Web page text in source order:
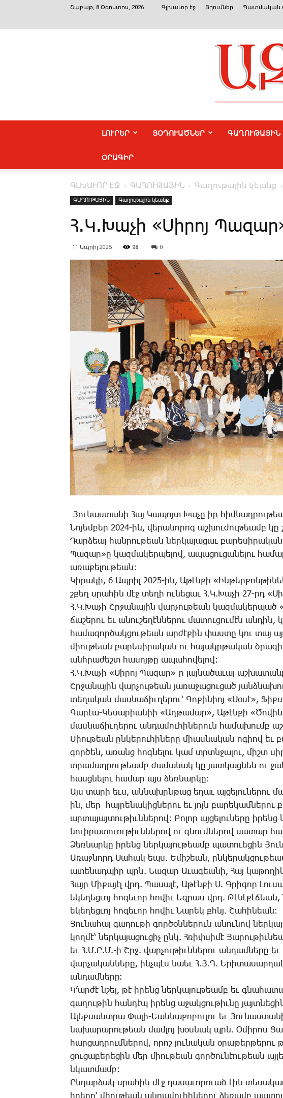
Շաբաթ, 8 Օգոստոս, 2026 Գլխաւոր էջ Յղումներ Պատմական
ԼՈՒՐԵՐ ՅՕԴՈՒԱԾՆԵՐ ԳԱՂՈՒԹԱՅԻՆ
ՕՐԱԳԻՐ
ԳԼԽԱՒՈՐ ԷՋ ԳԱՂՈՒԹԱՅԻՆ Գաղութային կեանք
ԳԱՂՈՒԹԱՅԻՆ Գաղութային կեանք
Հ.Կ.Խաչի «­­Սիրոյ
11 Ապրիլ 2025 98 0
Յու­նաս­տա­նի ­­­­Հայ ­­­­Կա­պոյտ ­­­­Խա­չը իր
­­­Նո­յեմ­բեր 2024-ին, վե­րա­նո­րոգ աշ­խու­ժու­թեամբ կը
­­­Դար­ձեալ հան­րու­թեան ներ­կա­յա­ցաւ
­­­Պա­զար»ը կազ­մա­կեր­պե­լով, ա­պա­ցու­ցա­նե­լու
ա­ռա­քե­լու­թեան:
­­­Կի­րա­կի, 6 Ապ­րիլ 2025-ին, Ա­թէն­քի
շքեղ սրա­հին մէջ տե­ղի ու­նե­ցաւ Հ.Կ.­­­Խա­չի 27-րդ
Հ.Կ.­­­­­­Խա­չի Շր­ջա­նա­յին վար­չու­թեան կազ­մա­կեր­պած
ճա­շե­րու եւ ա­նու­շե­ղէն­նե­րու մա­տու­ցու­մէն
հա­մա­գոր­ծակ­ցու­թեան ար­ժէ­քին փաս­տը կու տայ
միու­թեան բա­րե­սի­րա­կան ու հա­յակր­թա­կան
անհ­րա­ժեշտ հա­սոյ­թը ա­պա­հո­վե­լով:
Հ.Կ.­­­Խա­չի «­­­Սի­րոյ ­­­Պա­զար»-ը լայ­նա­ծա­ւալ
Շր­ջա­նա­յին վար­չու­թեան յա­ռա­ջա­ցու­ցած
տե­ղա­կան մաս­նա­ճիւ­ղե­րու՝ ­­­Գո­քի­նիոյ «­­­Սօ­սէ»,
­­­Գա­րէա-­­­Կե­սա­րիա­նիի «Աղ­թա­մար», Ա­թէն­քի
մաս­նա­ճիւ­ղե­րու ան­դա­մու­հի­նե­րուն հա­մա­խումբ
­­­Միու­թեան ըն­կե­րու­հի­նե­րը միաս­նա­կան ո­գիով եւ
գոր­ծեն, ա­ռանց հոգ­նե­լու կամ տրտնջա­լու, միշտ
տրա­մադրու­թեամբ ժա­մա­նակ կը յատ­կաց­նեն ու
հասց­նե­լու հա­մար այս ձեռ­նար­կը:
Այս տա­րի եւս, ան­նա­խըն­թաց ե­ղաւ այ­ցե­լու­նե­րու
ին, մեր ­ հայ­րե­նա­կից­նե­րու եւ յոյն բա­րե­կամ­նե­րու
ար­տա­յայ­տու­թիւն­նե­րով: ­­­Բո­լոր այ­ցե­լու­նե­րը ի­րենց
նո­ւի­րա­տո­ւու­թիւն­նե­րով ու գնում­նե­րով սա­տար
­­­Ձեռ­նար­կը ի­րենց ներ­կա­յու­թեամբ պա­տո­ւե­ցին
Ա­ռաջ­նորդ ­­­Սա­հակ եպս. Ե­մի­շեա­ն,
ա­տե­նադ­պիր պրն. ­­­Նա­զար Ա­ւա­գեա­նի, ­­Հայ
­­­Հայր ­­­Մի­քա­յէլ վրդ. ­­­Պա­սա­լէ, ­­­Ա­թէն­քի Ս. Գ­րի­գոր
ե­կե­ղեց­ւոյ հո­գե­ւոր հո­վի­ւ Եզ­րաս վրդ.
ե­կե­ղեց­ւոյ հո­գե­ւոր հո­վի­ւ ­­­­­­Նա­րեկ քհնյ. ­­­Շա­հի­նեան:
­­­Յու­նա­հայ գա­ղու­թի գոր­ծօն­նե­րուն ա­նու­նով
կող­մէ՝ ներ­կա­յա­ցու­ցիչ ընկ. Հ­ռիփ­սի­մէ
եւ Հ.Մ.Ը.Մ.-ի Շրջ. վար­չու­թիւն­նե­րու ան­դամ­նե­րը
վար­չա­կան­նե­րը, ինչ­պէս նաեւ Հ.Յ.Դ.
ան­դամ­նե­րը։
Կ­’ար­ժէ նշել, թէ ի­րենց ներ­կա­յու­թեամբ եւ
գա­ղու­թին հան­դէպ ի­րենց ա­ջակ­ցու­թիւ­նը
Ա­լեք­սանտ­րա ­­­Փա­լի-Եան­նա­քո­բու­լու եւ
նա­խա­րա­րու­թեան մամ­լոյ խօս­նակ պրն. Օ­մի­րոս
հար­ցադ­րում­նե­րով, ո­րոշ յու­նա­կան օ­րա­թեր­թե­րու
ցու­ցա­բե­րե­ցին մեր միու­թեան գոր­ծու­նէու­թեան
նկատ­մամբ:
Ըն­դար­ձակ սրա­հին մէջ դա­սա­ւո­րո­ւած էին
ի­րե­րը՝ միու­թեան ան­դա­մու­հի­նե­րու ձե­ռամբ